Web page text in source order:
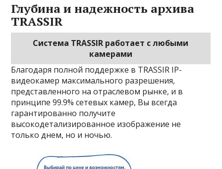
Глубина и надежность архива
TRASSIR
Система TRASSIR работает с любыми
камерами
Благодаря полной поддержке в TRASSIR IP-
видеокамер максимального разрешения,
представленного на отраслевом рынке, и в
принципе 99.9% сетевых камер, Вы всегда
гарантированно получите
высокодетализированное изображение не
только днем, но и ночью.